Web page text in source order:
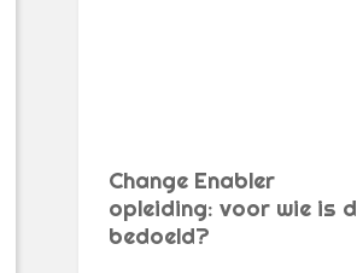
Change Enabler
opleiding: voor wie is
bedoeld?